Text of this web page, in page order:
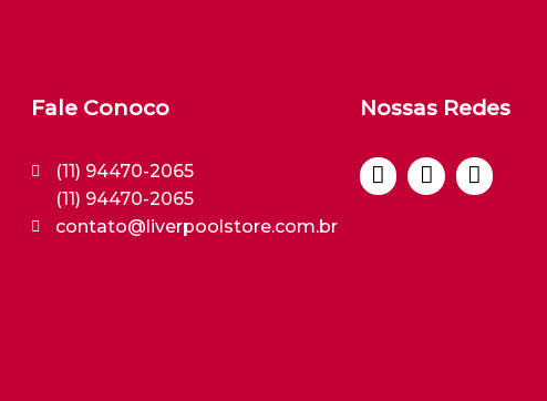
Fale Conoco
(11) 94470-2065
(11) 94470-2065
contato@liverpoolstore.com.br
Nossas Redes